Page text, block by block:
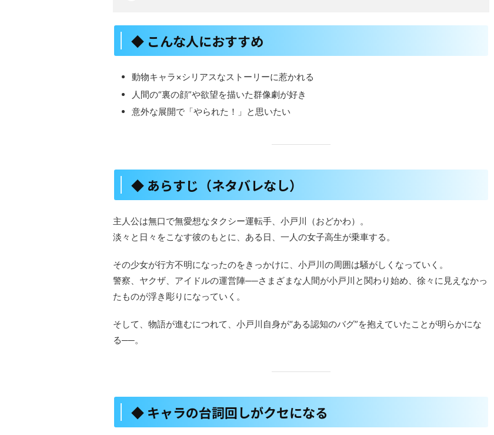
◆ こんな人におすすめ
動物キャラ×シリアスなストーリーに惹かれる
人間の“裏の顔”や欲望を描いた群像劇が好き
意外な展開で「やられた！」と思いたい
◆ あらすじ（ネタバレなし）
主人公は無口で無愛想なタクシー運転手、小戸川（おどかわ）。
淡々と日々をこなす彼のもとに、ある日、一人の女子高生が乗車する。
その少女が行方不明になったのをきっかけに、小戸川の周囲は騒がしくなっていく。
警察、ヤクザ、アイドルの運営陣──さまざまな人間が小戸川と関わり始め、徐々に見えなかっ
たものが浮き彫りになっていく。
そして、物語が進むにつれて、小戸川自身が“ある認知のバグ”を抱えていたことが明らかにな
る──。
◆ キャラの台詞回しがクセになる